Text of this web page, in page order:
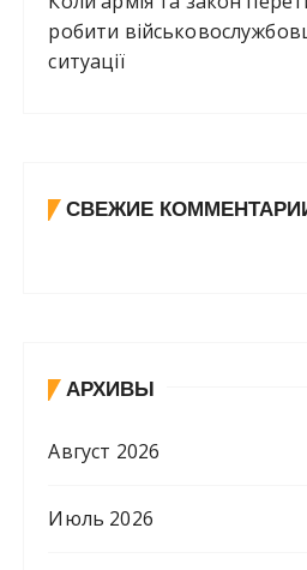
робити
ситуації
СВЕЖИЕ
АРХИВЫ
Август 2026
Июль 2026